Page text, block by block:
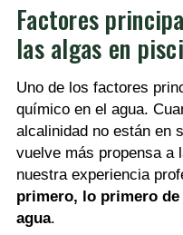
Factores
las algas en
Uno de los factores
químico en el agua.
alcalinidad no están en
vuelve más propensa a
nuestra experiencia
primero, lo primero
agua.